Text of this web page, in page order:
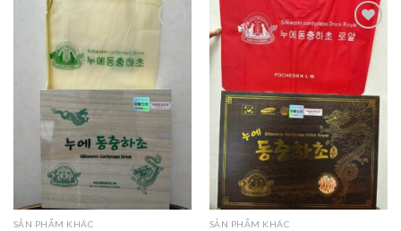
wishlist
SẢN PHẨM KHÁC
Add to
wishlist
SẢN PHẨM KHÁC